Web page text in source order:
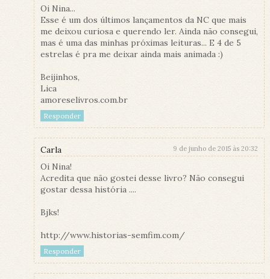
Oi Nina...
Esse é um dos últimos lançamentos da NC que mais
me deixou curiosa e querendo ler. Ainda não consegui,
mas é uma das minhas próximas leituras... E 4 de 5
estrelas é pra me deixar ainda mais animada :)
Beijinhos,
Lica
amoreselivros.com.br
Responder
Carla 9 de junho de 2015 às 20:32
Oi Nina!
Acredita que não gostei desse livro? Não consegui
gostar dessa história ....
Bjks!
http://www.historias-semfim.com/
Responder